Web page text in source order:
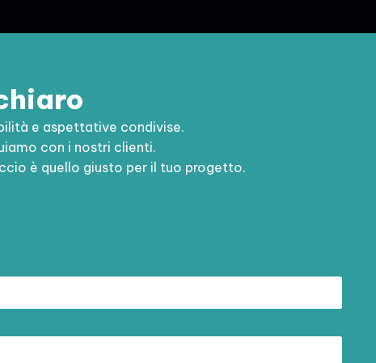
e aspettative condivise.
con i nostri clienti.
è quello giusto per il tuo progetto.